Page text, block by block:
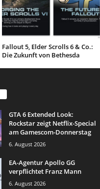
Fallout 5, Elder Scrolls 6 & Co.:
Die Zukunft von Bethesda
GTA 6 Extended Look:
Rockstar zeigt Netflix-Special
am Gamescom-Donnerstag
6. August 2026
EA-Agentur Apollo GG
verpflichtet Franz Mann
6. August 2026